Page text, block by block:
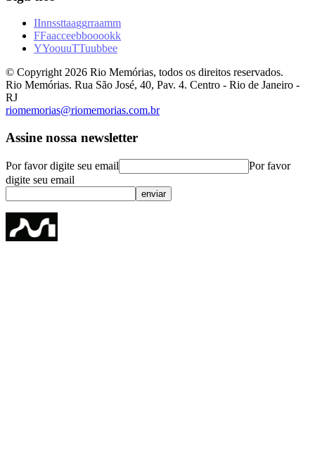
IInnssttaaggrraamm
FFaacceebbooookk
YYoouuTTuubbee
© Copyright 2026 Rio Memórias, todos os direitos reservados.
Rio Memórias. Rua São José, 40, Pav. 4. Centro - Rio de Janeiro -
RJ
riomemorias@riomemorias.com.br
Assine nossa newsletter
Por favor digite seu email
Por favor
digite seu email
enviar